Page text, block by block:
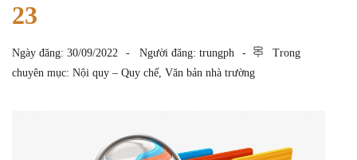
23
Ngày đăng: 30/09/2022 Người đăng: trungph
Trong
chuyên mục: Nội quy – Quy chế, Văn bản nhà trường